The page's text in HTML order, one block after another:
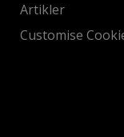
Artikler
Customise